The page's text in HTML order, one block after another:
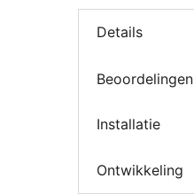
Details
Beoordelingen
Installatie
Ontwikkeling